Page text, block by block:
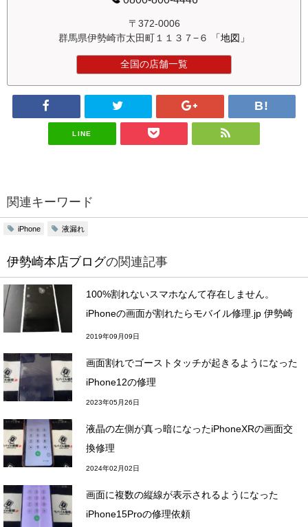
〒372-0006
群馬県伊勢崎市太田町１１３７−６
「地図」
全国の店舗一覧
LINE
関連キーワード
iPhone 液漏れ
伊勢崎本店ブログの関連記事
100%割れないスマホなんて存在しません。
iPhoneの画面が割れたらモバイル修理.jp 伊勢崎
本店へ。
2019年09月09日
画面割れでゴーストタッチが起きるようになった
iPhone12の修理
2023年05月26日
液晶の左側が真っ暗になったiPhoneXRの画面交
換修理
2024年02月02日
画面に複数の縦線が表示されるようになった
iPhone15Proの修理依頼